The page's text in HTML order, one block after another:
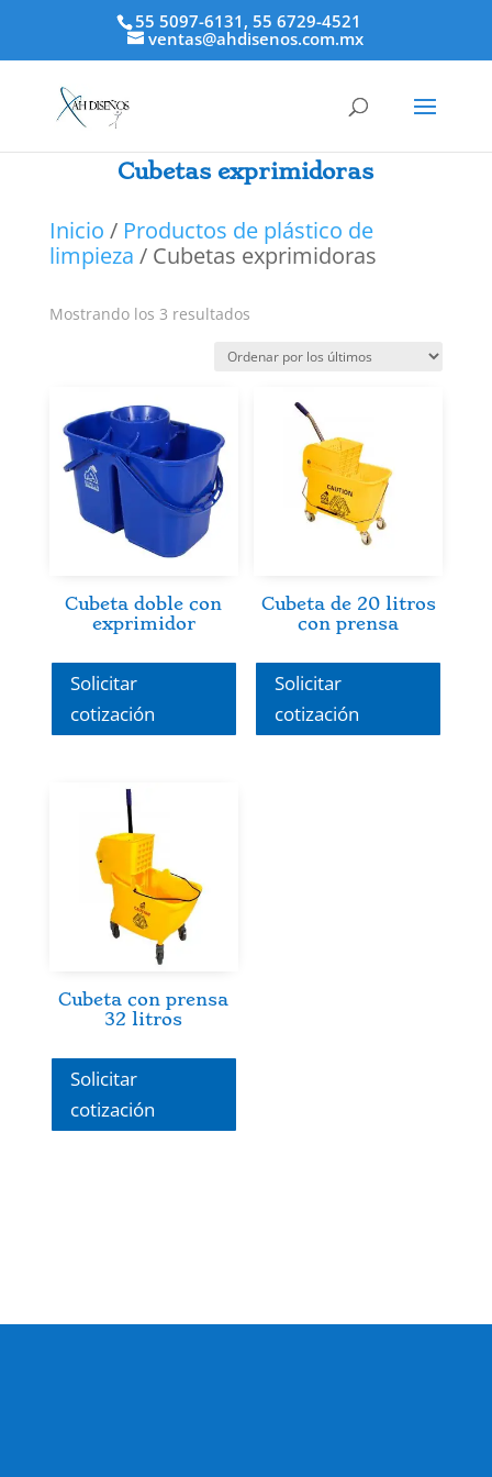
55 5097-6131, 55 6729-4521
ventas@ahdisenos.com.mx
Cubetas exprimidoras
Inicio / Productos de plástico de
limpieza / Cubetas exprimidoras
Mostrando los 3 resultadosOrdenado
los
Cubeta doble con
exprimidor
Solicitar
cotización
Cubeta de 20 litros
con prensa
Solicitar
cotización
Cubeta con prensa
32 litros
Solicitar
cotización